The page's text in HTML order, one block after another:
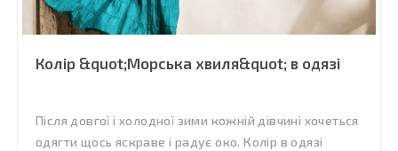
Колір &quot;Морська хвиля&quot; в одязі
Після довгої і холодної зими кожній дівчині хочеться
одягти щось яскраве і радує око. Колір в одязі